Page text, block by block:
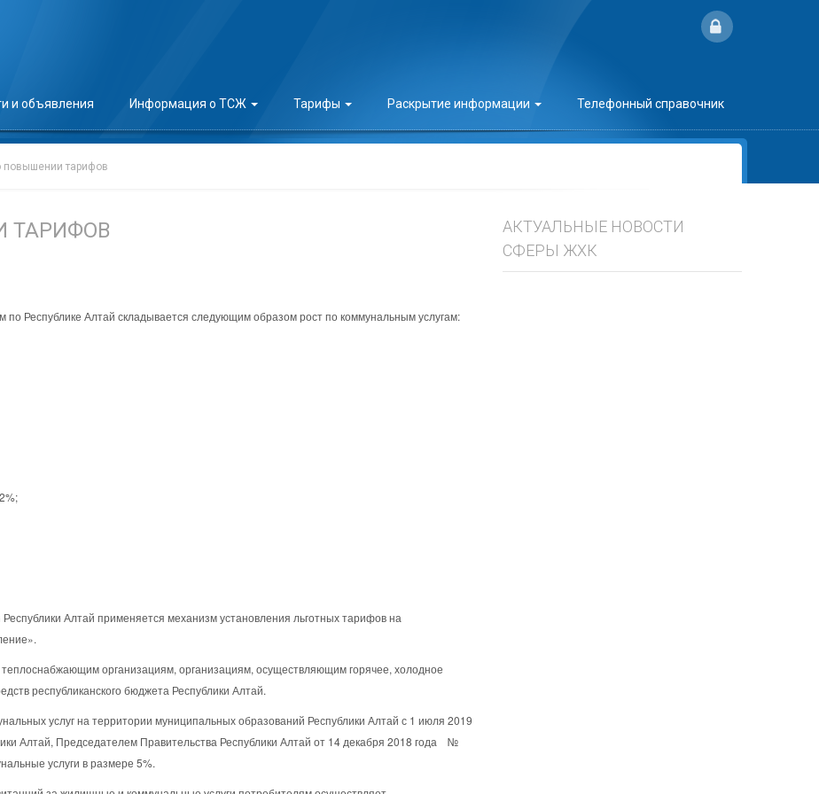
и объявления Информация о ТСЖ Тарифы Раскрытие информации Телефонный справочник
повышении тарифов
ТАРИФОВ
Республике Алтай складывается следующим образом рост по коммунальным услугам:
Алтай применяется механизм установления льготных тарифов на
организациям, организациям, осуществляющим горячее, холодное
республиканского бюджета Республики Алтай.
услуг на территории муниципальных образований Республики Алтай с 1 июля 2019
Алтай, Председателем Правительства Республики Алтай от 14 декабря 2018 года №
услуги в размере 5%.
АКТУАЛЬНЫЕ НОВОСТИ
СФЕРЫ ЖХК